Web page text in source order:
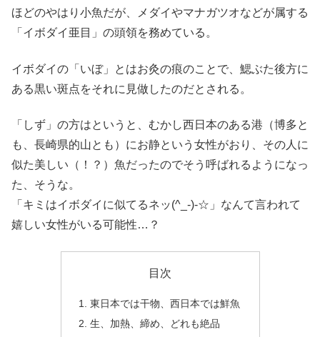
ほどのやはり小魚だが、メダイやマナガツオなどが属する
「イボダイ亜目」の頭領を務めている。
イボダイの「いぼ」とはお灸の痕のことで、鰓ぶた後方に
ある黒い斑点をそれに見做したのだとされる。
「しず」の方はというと、むかし西日本のある港（博多と
も、長崎県的山とも）にお静という女性がおり、その人に
似た美しい（！？）魚だったのでそう呼ばれるようになっ
た、そうな。
「キミはイボダイに似てるネッ(^_-)-☆」なんて言われて
嬉しい女性がいる可能性…？
目次
東日本では干物、西日本では鮮魚
生、加熱、締め、どれも絶品